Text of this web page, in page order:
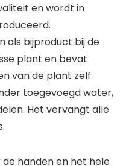
en wordt in
als bijproduct bij de
plant en bevat
van de plant zelf.
toegevoegd water,
Het vervangt alle
de handen en het hele